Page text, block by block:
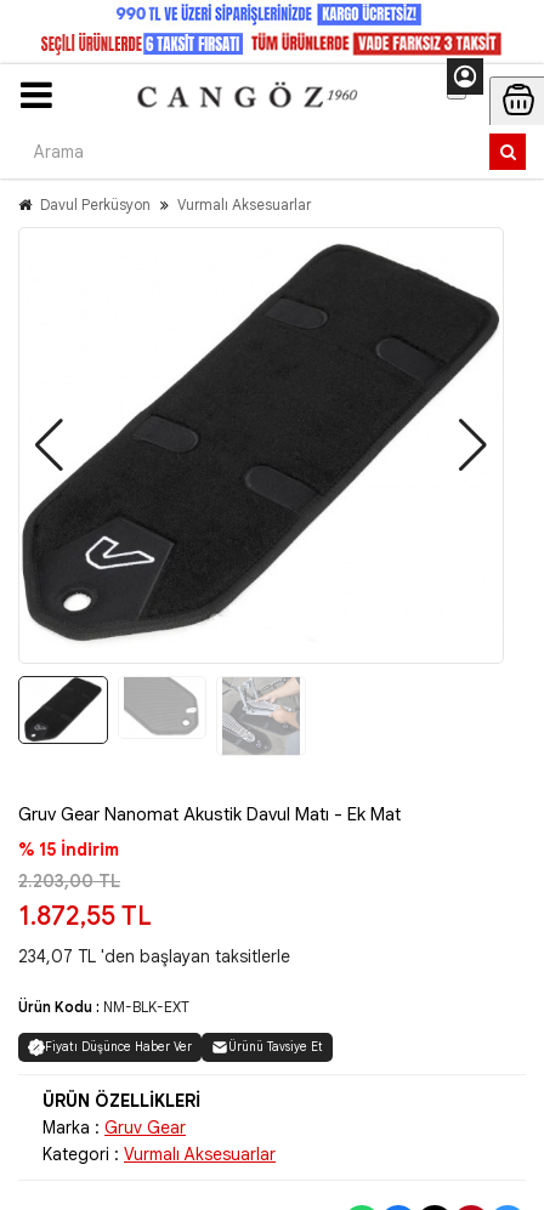
Davul Perküsyon Vurmalı Aksesuarlar
Gruv Gear Nanomat Akustik Davul Matı - Ek Mat
% 15 İndirim
2.203,00 TL
1.872,55 TL
234,07 TL 'den başlayan taksitlerle
Ürün Kodu : NM-BLK-EXT
Fiyatı Düşünce Haber Ver Ürünü Tavsiye Et
Marka : Gruv Gear
Kategori : Vurmalı Aksesuarlar